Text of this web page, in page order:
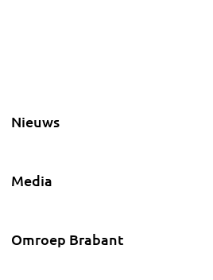
Nieuws
Media
Omroep Brabant